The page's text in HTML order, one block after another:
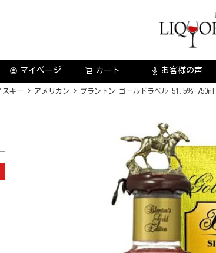
account_circle マイページ カート settings_voice お客様の声
スキー アメリカン ブラントン ゴールドラベル 51.5％ 750ml